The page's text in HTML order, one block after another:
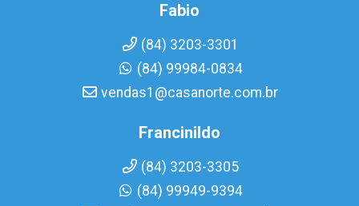
Fabio
(84) 3203-3301
(84) 99984-0834
vendas1@casanorte.com.br
Francinildo
(84) 3203-3305
(84) 99949-9394